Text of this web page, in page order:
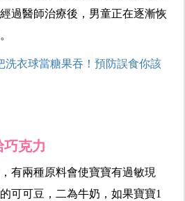
過醫師治療後，男童正在逐漸恢
洗衣球當糖果吞！預防誤食你該
巧克力
有兩種原料會使寶寶有過敏現
可可豆，二為牛奶，如果寶寶1